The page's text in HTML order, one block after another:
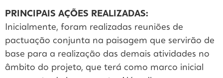
PRINCIPAIS AÇÕES REALIZADAS:
Inicialmente, foram realizadas reuniões de
pactuação conjunta na paisagem que servirão de
base para a realização das demais atividades no
âmbito do projeto, que terá como marco inicial